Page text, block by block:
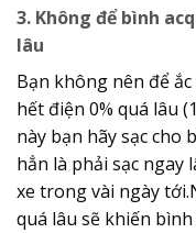
3. Không để bình
lâu
Bạn không nên để
hết điện 0% quá lâu
này bạn hãy sạc cho
hẳn là phải sạc ngay
xe trong vài ngày
quá lâu sẽ khiến